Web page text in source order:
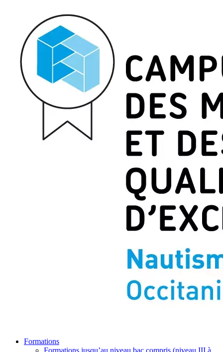
Formations
Formations jusqu’au niveau bac compris (niveau III à